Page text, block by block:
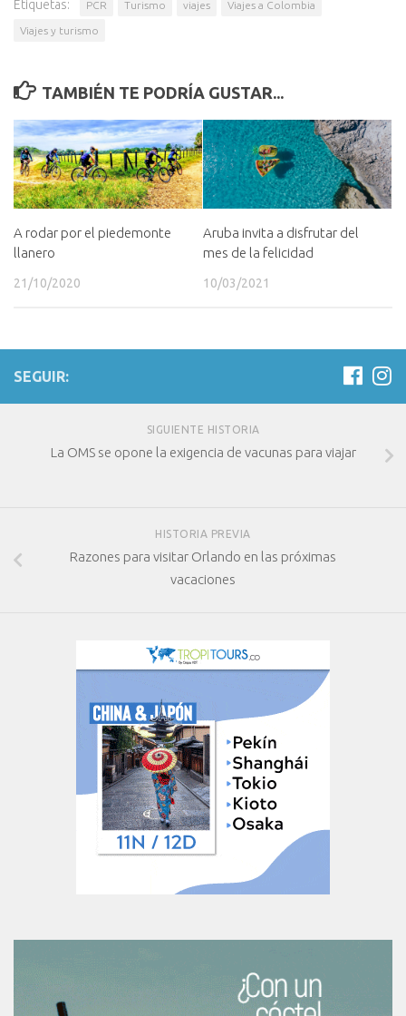
Etiquetas: PCR Turismo viajes Viajes a Colombia
Viajes y turismo
TAMBIÉN TE PODRÍA GUSTAR...
A rodar por el piedemonte
llanero
21/10/2020
Aruba invita a disfrutar del
mes de la felicidad
10/03/2021
SEGUIR:
SIGUIENTE HISTORIA
La OMS se opone la exigencia de vacunas para viajar
HISTORIA PREVIA
Razones para visitar Orlando en las próximas
vacaciones